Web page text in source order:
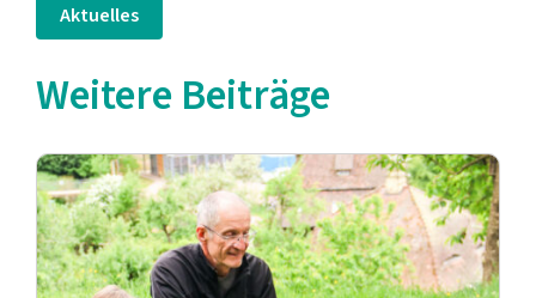
Aktuelles
Weitere Beiträge